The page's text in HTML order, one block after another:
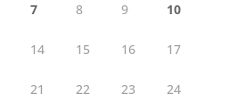
7 8 9 10
14 15 16 17
21 22 23 24